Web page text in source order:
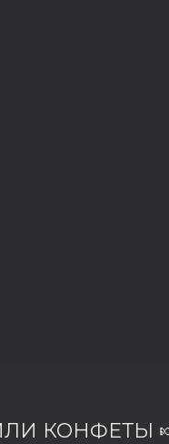
КОНФЕТЫ